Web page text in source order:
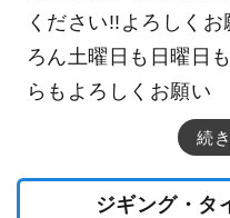
ください!!よろしく
ろん土曜日も日曜日
らもよろしくお願い
続
ジギング・タ